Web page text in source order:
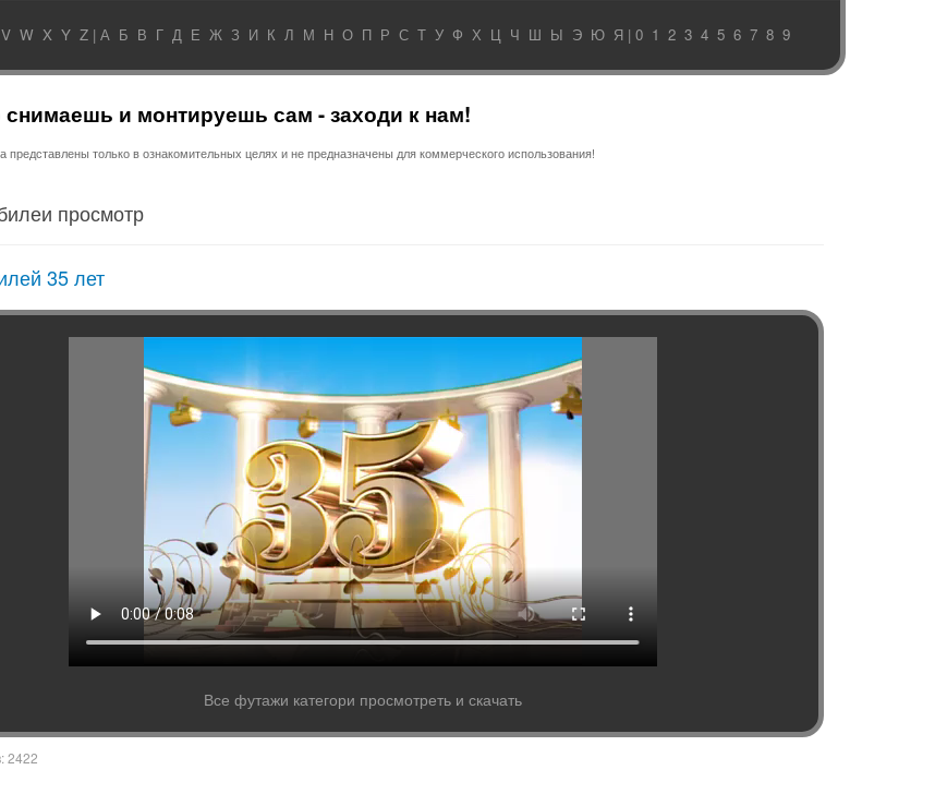
V W X Y Z| А Б В Г Д Е Ж З И К Л М Н О П Р С Т У Ф Х Ц Ч Ш Ы Э Ю Я| 0 1 2 3 4 5 67 89
и монтируешь сам - заходи к нам!
только в ознакомительных целях и не предназначены для коммерческого использования!
просмотр
35 лет
Все футажи категори просмотреть и скачать
2422